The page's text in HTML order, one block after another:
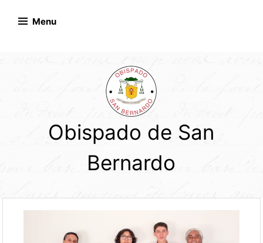
Menu
Obispado de San
Bernardo